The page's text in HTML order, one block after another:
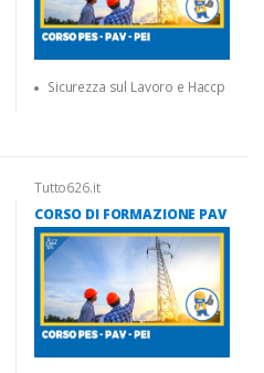
Sicurezza sul Lavoro e Haccp
Tutto626.it
CORSO DI FORMAZIONE PAV